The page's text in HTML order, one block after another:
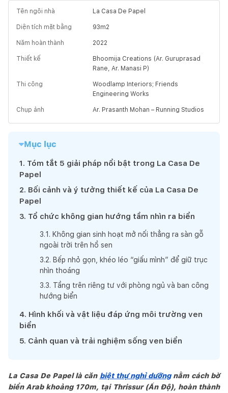
Tên ngôi nhà La Casa De Papel
Diện tích mặt bằng 93m2
Năm hoàn thành 2022
Thiết kế
Bhoomija Creations (Ar. Guruprasad
Rane, Ar. Manasi P)
Thi công
Woodlamp Interiors; Friends
Engineering Works
Chụp ảnh Ar. Prasanth Mohan – Running Studios
Mục lục
1. Tóm tắt 5 giải pháp nổi bật trong La Casa De
Papel
2. Bối cảnh và ý tưởng thiết kế của La Casa De
Papel
3. Tổ chức không gian hướng tầm nhìn ra biển
3.1 . Không gian sinh hoạt mở nối thẳng ra sàn gỗ
ngoài trời trên hồ sen
3.2. Bếp nhỏ gọn, khéo léo “giấu mình” để giữ trục
nhìn thoáng
3.3. Tầng trên riêng tư với phòng ngủ và ban công
hướng biển
4. Hình khối và vật liệu đáp ứng môi trường ven
biển
5. Cảnh quan và trải nghiệm sống ven biển
La Casa De Papel là căn biệt thự nghỉ dưỡngnằm cách bờ
biển Arab khoảng 170m, tại Thrissur (Ấn Độ), hoàn thành